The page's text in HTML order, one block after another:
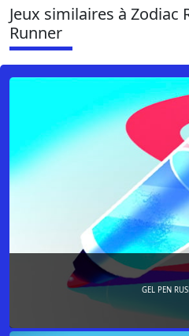
Jeux similaires à Zodiac
Runner
GEL PEN